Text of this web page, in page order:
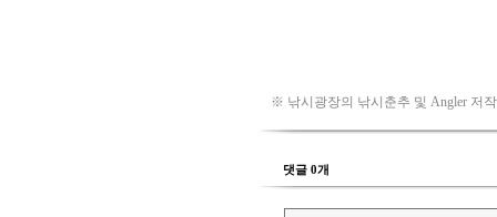
※ 낚시광장의 낚시춘추 및 Angler 저
댓글 0개